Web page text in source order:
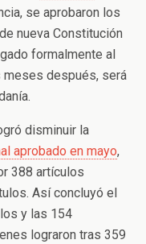
se aprobaron los
nueva Constitución
formalmente al
meses después, será
disminuir la
aprobado en mayo,
388 artículos
Así concluyó el
y las 154
lograron tras 359